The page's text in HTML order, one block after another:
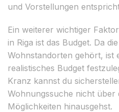
und Vorstellungen
Ein weiterer wichtiger
in Riga ist das Budget. Da
Wohnstandorten gehört, ist
realistisches Budget
Kranz kannst du
Wohnungssuche nicht über
Möglichkeiten hinausgehst.